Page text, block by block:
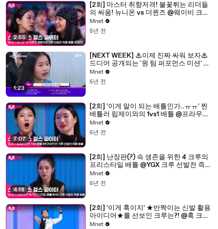
2:55
[2회] 마스터 취향저격! 불꽃튀는 리더들
의 싸움! 뉴니온 vs 더퀸즈 @웨이비 크루
선발전 즉흥 배틀 1라운드
Mnet
5년 전
1:23
[NEXT WEEK] ♨이제 진짜 싸워 보자♨
드디어 공개되는 '원 팀 퍼포먼스 미션' 크
루들의 가면 속 정체!
Mnet
5년 전
7:07
[2회] ′이게 말이 되는 배틀인가..ㅠㅠ′ 찐
배틀러 립제이와의 1vs1 배틀 @프라우드
먼 크루 선발전 즉흥 배틀
Mnet
5년 전
4:18
[2회] 난장판(?) 속 생존을 위한 4 크루의
프리스타일 배틀 @YGX 크루 선발전 즉흥
배틀
Mnet
5년 전
[2회] ′이게 훅이지′ ★반짝이는 신발 활용
아이디어★를 선보인 크루는?! @훅 크루
선발전 즉흥 배틀
Mnet